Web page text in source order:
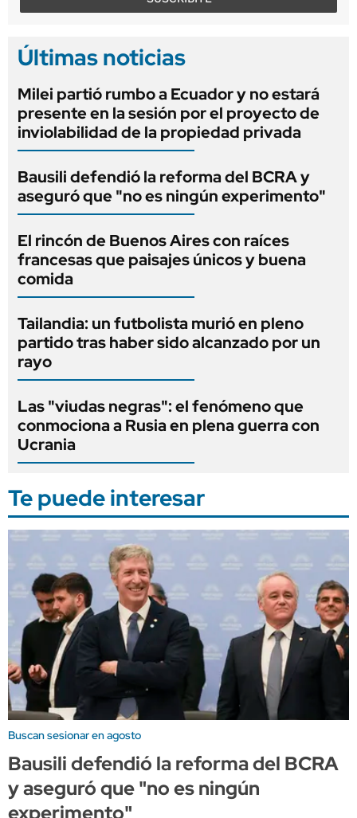
Últimas noticias
Milei partió rumbo a Ecuador y no estará
presente en la sesión por el proyecto de
inviolabilidad de la propiedad privada
Bausili defendió la reforma del BCRA y
aseguró que "no es ningún experimento"
El rincón de Buenos Aires con raíces
francesas que paisajes únicos y buena
comida
Tailandia: un futbolista murió en pleno
partido tras haber sido alcanzado por un
rayo
Las "viudas negras": el fenómeno que
conmociona a Rusia en plena guerra con
Ucrania
Te puede interesar
Buscan sesionar en agosto
Bausili defendió la reforma del BCRA
y aseguró que "no es ningún
experimento"